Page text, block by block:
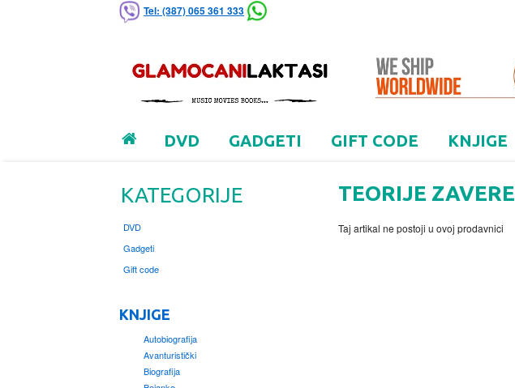
Tel: (387) 065 361 333
DVD GADGETI GIFT CODE KNJIGE
TEORIJE ZAVERE
Taj artikal ne postoji u ovoj prodavnici
KATEGORIJE
DVD
Gadgeti
Gift code
KNJIGE
Autobiografija
Avanturistički
Biografija